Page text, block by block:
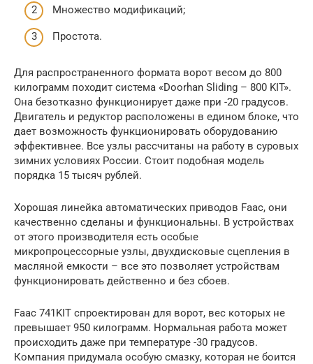
Множество модификаций;
Простота.
Для распространенного формата ворот весом до 800
килограмм походит система «Doorhan Sliding – 800 KIT».
Она безотказно функционирует даже при -20 градусов.
Двигатель и редуктор расположены в едином блоке, что
дает возможность функционировать оборудованию
эффективнее. Все узлы рассчитаны на работу в суровых
зимних условиях России. Стоит подобная модель
порядка 15 тысяч рублей.
Хорошая линейка автоматических приводов Faac, они
качественно сделаны и функциональны. В устройствах
от этого производителя есть особые
микропроцессорные узлы, двухдисковые сцепления в
масляной емкости – все это позволяет устройствам
функционировать действенно и без сбоев.
Faac 741KIT спроектирован для ворот, вес которых не
превышает 950 килограмм. Нормальная работа может
происходить даже при температуре -30 градусов.
Компания придумала особую смазку, которая не боится